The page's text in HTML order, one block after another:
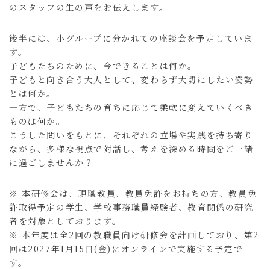
のスタッフの生の声をお伝えします。
後半には、小グループに分かれての座談会を予定していま
す。
子どもたちのために、今できることは何か。
子どもと向き合う大人として、変わらず大切にしたい姿勢
とは何か。
一方で、子どもたちの育ちに応じて柔軟に変えていくべき
ものは何か。
こうした問いをもとに、それぞれの立場や実践を持ち寄り
ながら、多様な視点で対話し、考えを深める時間をご一緒
に過ごしませんか？
※ 本研修会は、現職教員、教員免許をお持ちの方、教員免
許取得予定の学生、学校事務職員経験者、教育関係の研究
者を対象としております。
※ 本年度は全2回の教職員向け研修会を計画しており、第2
回は2027年1月15日(金)にオンラインで実施する予定で
す。